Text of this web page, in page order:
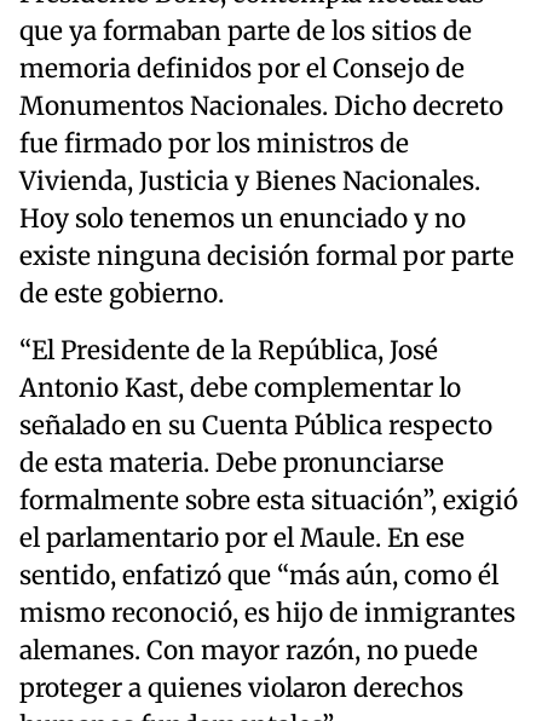
que ya formaban parte de los sitios de
memoria definidos por el Consejo de
Monumentos Nacionales. Dicho decreto
fue firmado por los ministros de
Vivienda, Justicia y Bienes Nacionales.
Hoy solo tenemos un enunciado y no
existe ninguna decisión formal por parte
de este gobierno.
“El Presidente de la República, José
Antonio Kast, debe complementar lo
señalado en su Cuenta Pública respecto
de esta materia. Debe pronunciarse
formalmente sobre esta situación”, exigió
el parlamentario por el Maule. En ese
sentido, enfatizó que “más aún, como él
mismo reconoció, es hijo de inmigrantes
alemanes. Con mayor razón, no puede
proteger a quienes violaron derechos